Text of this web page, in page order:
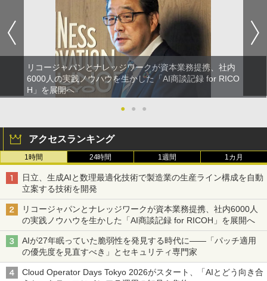
リコージャパンとナレッジワークが資本業務提携、社内
6000人の実践ノウハウを生かした「AI商談記録 for RICO
H」を展開へ
●
● ●
アクセスランキング
1時間 24時間 1週間 1カ月
日立、生成AIと数理最適化技術で製造業の生産ライン構成を自動
立案する技術を開発
リコージャパンとナレッジワークが資本業務提携、社内6000人
の実践ノウハウを生かした「AI商談記録 for RICOH」を展開へ
AIが27年眠っていた脆弱性を発見する時代に――「パッチ適用
の優先度を見直すべき」とセキュリティ専門家
Cloud Operator Days Tokyo 2026がスタート、「AIとどう向き合